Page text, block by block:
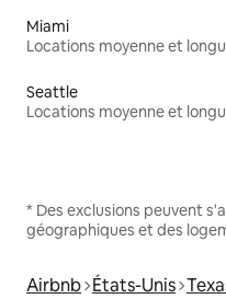
Miami
Seattle
* Des exclusions peuvent
géographiques et des
Airbnb États-Unis